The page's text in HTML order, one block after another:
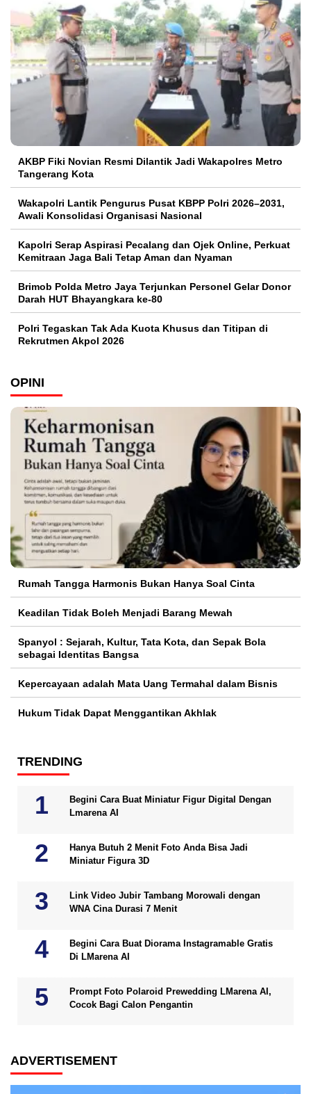
AKBP Fiki Novian Resmi Dilantik Jadi Wakapolres Metro
Tangerang Kota
Wakapolri Lantik Pengurus Pusat KBPP Polri 2026–2031,
Awali Konsolidasi Organisasi Nasional
Kapolri Serap Aspirasi Pecalang dan Ojek Online, Perkuat
Kemitraan Jaga Bali Tetap Aman dan Nyaman
Brimob Polda Metro Jaya Terjunkan Personel Gelar Donor
Darah HUT Bhayangkara ke-80
Polri Tegaskan Tak Ada Kuota Khusus dan Titipan di
Rekrutmen Akpol 2026
OPINI
Rumah Tangga Harmonis Bukan Hanya Soal Cinta
Keadilan Tidak Boleh Menjadi Barang Mewah
Spanyol : Sejarah, Kultur, Tata Kota, dan Sepak Bola
sebagai Identitas Bangsa
Kepercayaan adalah Mata Uang Termahal dalam Bisnis
Hukum Tidak Dapat Menggantikan Akhlak
TRENDING
Begini Cara Buat Miniatur Figur Digital Dengan
Lmarena AI
Hanya Butuh 2 Menit Foto Anda Bisa Jadi
Miniatur Figura 3D
Link Video Jubir Tambang Morowali dengan
WNA Cina Durasi 7 Menit
Begini Cara Buat Diorama Instagramable Gratis
Di LMarena AI
Prompt Foto Polaroid Prewedding LMarena AI,
Cocok Bagi Calon Pengantin
ADVERTISEMENT